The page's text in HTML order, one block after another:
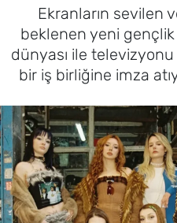
Ekranların sevilen
beklenen yeni gençlik
dünyası ile
bir iş birliğine imza